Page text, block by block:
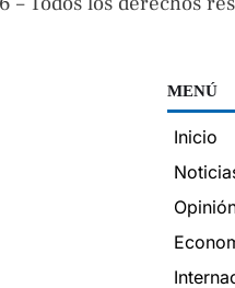
MENÚ
Inicio